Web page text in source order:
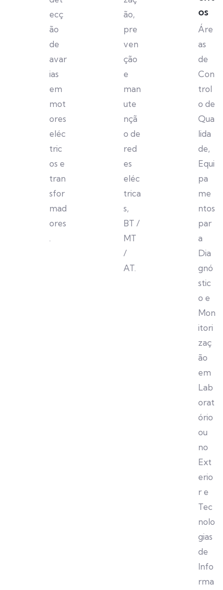
ecç
ão
de
avar
ias
em
mot
ores
eléc
tric
os e
tran
sfor
mad
ores
.
ão,
pre
ven
ção
e
man
ute
nçã
o de
red
es
eléc
trica
s,
BT /
MT
/
AT.
os
Áre
as
de
Con
trol
o de
Qua
lida
de,
Equi
pa
me
ntos
par
a
Dia
gnó
stic
o e
Mon
itori
zaç
ão
em
Lab
orat
ório
ou
no
Ext
erio
r e
Tec
nolo
gias
de
Info
rma